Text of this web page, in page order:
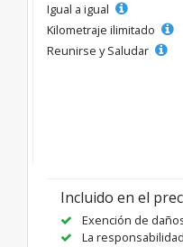
Igual a igual
Kilometraje ilimitado
Reunirse y Saludar
Incluido en el
Exención de
La